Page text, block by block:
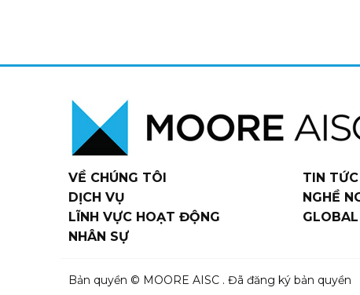
VỀ CHÚNG TÔI
DỊCH VỤ
LĨNH VỰC HOẠT ĐỘNG
NHÂN SỰ
TIN TỨC
NGHỀ
Bản quyền © MOORE AISC . Đã đăng ký bản quyền